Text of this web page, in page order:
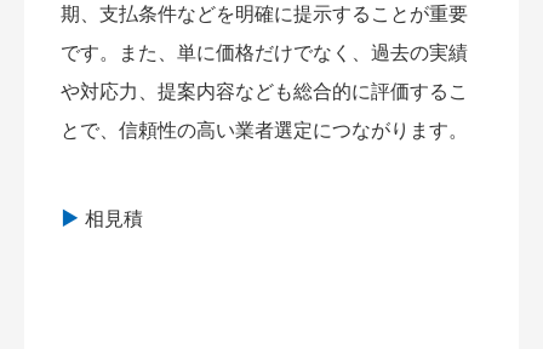
期、支払条件などを明確に提示することが重要
です。また、単に価格だけでなく、過去の実績
や対応力、提案内容なども総合的に評価するこ
とで、信頼性の高い業者選定につながります。
相見積